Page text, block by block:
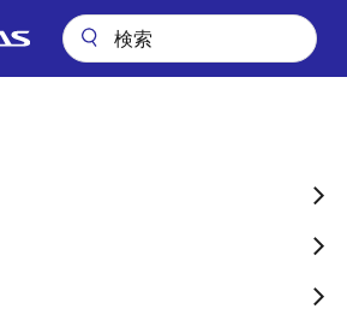
Main
Carの技術が駐車の悩みを解消
ネサスのR-
駐車の悩みを